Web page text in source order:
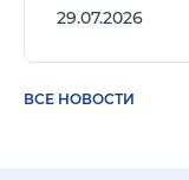
29.07.2026
ВСЕ НОВОСТИ